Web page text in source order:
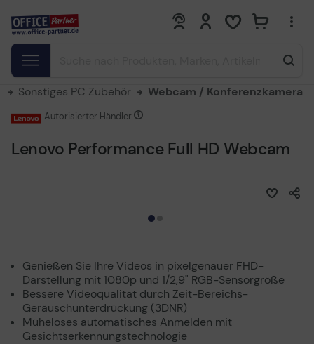
0 0
Sonstiges PC Zubehör Webcam / Konferenzkamera
Lenovo Performance Full HD Webcam
Autorisierter Händler
Genießen Sie Ihre Videos in pixelgenauer FHD-
Darstellung mit 1080p und 1/2,9" RGB-Sensorgröße
Bessere Videoqualität durch Zeit-Bereichs-
Geräuschunterdrückung (3DNR)
Müheloses automatisches Anmelden mit
Gesichtserkennungstechnologie